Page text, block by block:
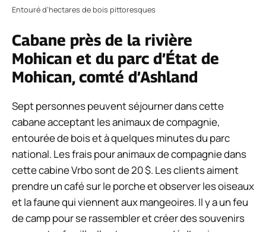
Entouré d’hectares de bois pittoresques
Cabane près de la rivière
Mohican et du parc d’État de
Mohican, comté d’Ashland
Sept personnes peuvent séjourner dans cette
cabane acceptant les animaux de compagnie,
entourée de bois et à quelques minutes du parc
national. Les frais pour animaux de compagnie dans
cette cabine Vrbo sont de 20 $. Les clients aiment
prendre un café sur le porche et observer les oiseaux
et la faune qui viennent aux mangeoires. Il y a un feu
de camp pour se rassembler et créer des souvenirs